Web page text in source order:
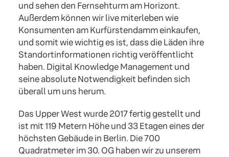
und sehen den Fernsehturm am Horizont.
Außerdem können wir live miterleben wie
Konsumenten am Kurfürstendamm einkaufen,
und somit wie wichtig es ist, dass die Läden ihre
Standortinformationen richtig veröffentlicht
haben. Digital Knowledge Management und
seine absolute Notwendigkeit befinden sich
überall um uns herum.
Das Upper West wurde 2017 fertig gestellt und
ist mit 119 Metern Höhe und 33 Etagen eines der
höchsten Gebäude in Berlin. Die 700
Quadratmeter im 30. OG haben wir zu unserem